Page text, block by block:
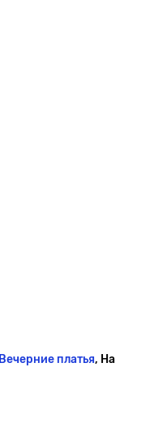
Вечерние платья, На